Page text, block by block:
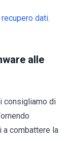
dati.
alle
consigliamo di
a combattere la